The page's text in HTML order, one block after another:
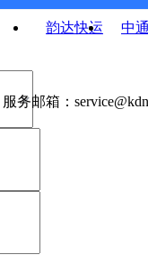
韵达快运
中
服务邮箱：